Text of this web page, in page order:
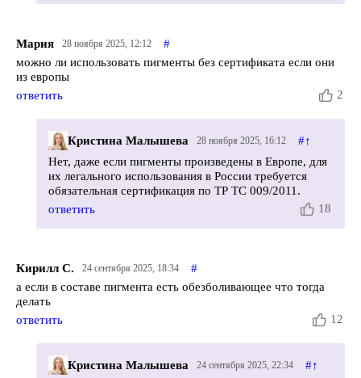
Мария 28 ноября 2025, 12:12
#
можно ли использовать пигменты без сертификата если они
из европы
2
ответить
Кристина Малышева 28 ноября 2025, 16:12 #↑
Нет, даже если пигменты произведены в Европе, для
их легального использования в России требуется
обязательная сертификация по ТР ТС 009/2011.
18
ответить
Кирилл С. 24 сентября 2025, 18:34
#
а если в составе пигмента есть обезболивающее что тогда
делать
12
ответить
Кристина Малышева 24 сентября 2025, 22:34 #↑